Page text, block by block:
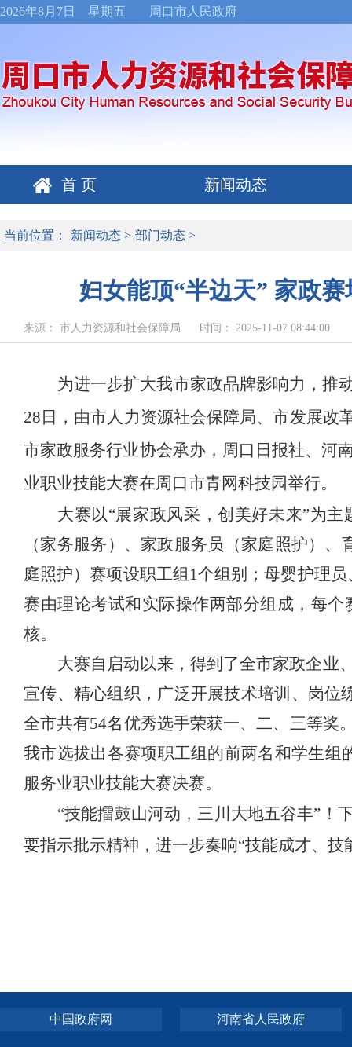
2026年8月7日 星期五 周口市人民政府
首 页 新闻动态
当前位置： 新闻动态 > 部门动态 >
妇女能顶“半边天” 家政
来源： 市人力资源和社会保障局 时间： 2025-11-07 08:44:00
为进一步扩大我市家政品牌影响力，推
28日，由市人力资源社会保障局、市发展改
市家政服务行业协会承办，周口日报社、
业职业技能大赛在周口市青网科技园举行。
大赛以“展家政风采，创美好未来”为
（家务服务）、家政服务员（家庭照护）
庭照护）赛项设职工组1个组别；母婴护理
赛由理论考试和实际操作两部分组成 ， 每个
核。
大赛自启动以来，得到了全市家政企业
宣传、精心组织，广泛开展技术培训、岗位
全市共有54名优秀选手荣获一、二、三等奖
我市选拔出各赛项职工组的前两名和学生组
服务业职业技能大赛决赛。
“技能擂鼓山河动，三川大地五谷丰”！
要指示批示精神， 进一步奏响“技能成才、技
中国政府网 河南省人民政府